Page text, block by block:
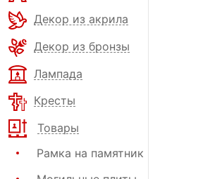
Декор из акрила
Декор из бронзы
Лампада
Кресты
Товары
Рамка на памятник